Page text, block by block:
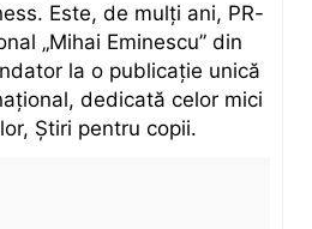
Este, de mulți ani, PR-
„Mihai Eminescu” din
la o publicație unică
dedicată celor mici
Știri pentru copii.